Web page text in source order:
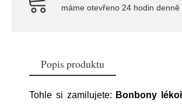
máme otevřeno 24 hodin denně
Popis produktu
Tohle si zamilujete: Bonbony